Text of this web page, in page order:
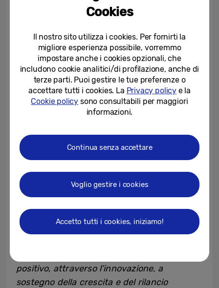
pensata per rispondere a due diverse
un lato, ridurre il cosiddetto skill mismatch
ovvero il divario sempre più ampio tra le
competenze richieste dal mercato del lavoro
e quelle realmente disponibili, dall’altro,
ridare nuovo slancio alle economie locali con
il turismo, duramente colpito dalla
pandemia, attraverso la valorizzazione delle
nuove modalità per promuoverle nel mondo,
in primis con i nuovi strumenti digitali”ha
commentatoAnastasiaBuda, Corporate
Social Responsibility Manager di Samsung
Electronics Italia.“Con Innovation Camp,
insieme alle Università e alle istituzioni locali
abbiamo lavorato per aiutare i nostri i
positivo, attraverso l’innovazione, a
sostegno della crescita e del rilancio
Cookies
Il nostro sito utilizza i cookies. Per fornirti la
migliore esperienza possibile, vorremmo
impostare anche i cookies opzionali, che
includono cookie analitici/di profilazione, anche di
terze parti. Puoi gestire le tue preferenze o
accettare tutti i cookies. La Privacy policye la
Cookie policy sono consultabili per maggiori
informazioni.
Continua senza accettare
Voglio gestire i cookies
Accetto tutti i cookies, iniziamo!